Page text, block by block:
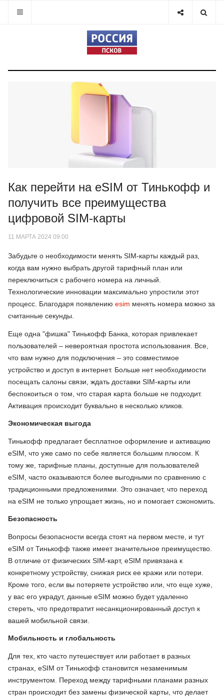
Как перейти на eSIM от Тинькофф и
получить все преимущества
цифровой SIM-карты
11 МАРТА 2024 09:00
Забудьте о необходимости менять SIM-карты каждый раз,
когда вам нужно выбрать другой тарифный план или
переключиться с рабочего номера на личный.
Технологические инновации максимально упростили этот
процесс. Благодаря появлению esim менять номера можно за
считанные секунды.
Еще одна "фишка" Тинькофф Банка, которая привлекает
пользователей – невероятная простота использования. Все,
что вам нужно для подключения – это совместимое
устройство и доступ в интернет. Больше нет необходимости
посещать салоны связи, ждать доставки SIM-карты или
беспокоиться о том, что старая карта больше не подходит.
Активация происходит буквально в несколько кликов.
Экономическая выгода
Тинькофф предлагает бесплатное оформление и активацию
eSIM, что уже само по себе является большим плюсом. К
тому же, тарифные планы, доступные для пользователей
eSIM, часто оказываются более выгодными по сравнению с
традиционными предложениями. Это означает, что переход
на eSIM не только упрощает жизнь, но и помогает сэкономить.
Безопасность
Вопросы безопасности всегда стоят на первом месте, и тут
eSIM от Тинькофф также имеет значительное преимущество.
В отличие от физических SIM-карт, eSIM привязана к
конкретному устройству, снижая риск ее кражи или потери.
Кроме того, если вы потеряете устройство или, что еще хуже,
у вас его украдут, данные eSIM можно будет удаленно
стереть, что предотвратит несанкционированный доступ к
вашей мобильной связи.
Мобильность и глобальность
Для тех, кто часто путешествует или работает в разных
странах, eSIM от Тинькофф становится незаменимым
инструментом. Переход между тарифными планами разных
стран происходит без замены физической карты, что делает